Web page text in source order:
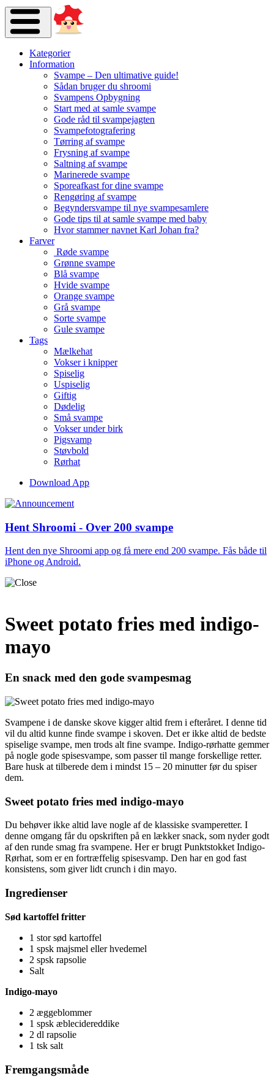
Kategorier
Information
Svampe – Den ultimative guide!
Sådan bruger du shroomi
Svampens Opbygning
Start med at samle svampe
Gode råd til svampejagten
Svampefotografering
Tørring af svampe
Frysning af svampe
Saltning af svampe
Marinerede svampe
Sporeafkast for dine svampe
Rengøring af svampe
Begyndersvampe til nye svampesamlere
Gode tips til at samle svampe med baby
Hvor stammer navnet Karl Johan fra?
Farver
Røde svampe
Grønne svampe
Blå svampe
Hvide svampe
Orange svampe
Grå svampe
Sorte svampe
Gule svampe
Tags
Mælkehat
Vokser i knipper
Spiselig
Uspiselig
Giftig
Dødelig
Små svampe
Vokser under birk
Pigsvamp
Støvbold
Rørhat
Download App
Hent Shroomi - Over 200 svampe
Hent den nye Shroomi app og få mere end 200 svampe. Fås både til
iPhone og Android.
Sweet potato fries med indigo-
mayo
En snack med den gode svampesmag
Svampene i de danske skove kigger altid frem i efteråret. I denne tid
vil du altid kunne finde svampe i skoven. Det er ikke altid de bedste
spiselige svampe, men trods alt fine svampe. Indigo-rørhatte gemmer
på nogle gode spisesvampe, som passer til mange forskellige retter.
Bare husk at tilberede dem i mindst 15 – 20 minutter før du spiser
dem.
Sweet potato fries med indigo-mayo
Du behøver ikke altid lave nogle af de klassiske svamperetter. I
denne omgang får du opskriften på en lækker snack, som nyder godt
af den runde smag fra svampene. Her er brugt Punktstokket Indigo-
Rørhat, som er en fortræffelig spisesvamp. Den har en god fast
konsistens, som giver lidt crunch i din mayo.
Ingredienser
Sød kartoffel fritter
1 stor sød kartoffel
1 spsk majsmel eller hvedemel
2 spsk rapsolie
Salt
Indigo-mayo
2 æggeblommer
1 spsk æblecidereddike
2 dl rapsolie
1 tsk salt
Fremgangsmåde